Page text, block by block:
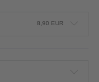
8,90 EUR